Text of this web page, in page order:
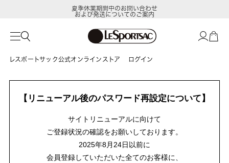
夏季休業期間中のお問い合わせ
および発送についてのご案内
レスポートサック公式オンラインストア ログイン
【リニューアル後のパスワード再設定について】
サイトリニューアルに向けて
ご登録状況の確認をお願いしております。
2025年8月24日以前に
会員登録していただいた全てのお客様に、